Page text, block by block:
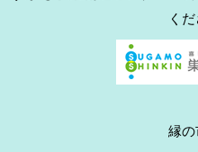
くだ
縁の